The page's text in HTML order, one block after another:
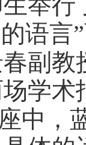
语言
副
学术
中，